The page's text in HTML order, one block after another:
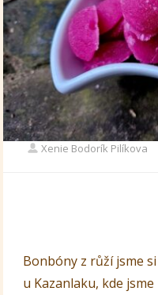
Xenie Bodorík Pilíkova
Bonbóny z růží jsme
u Kazanlaku, kde